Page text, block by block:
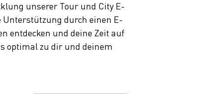
unserer Tour und City E-
durch einen E-
entdecken und deine Zeit auf
optimal zu dir und deinem